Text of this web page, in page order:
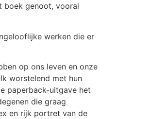
boek genoot, vooral
werken die er
op ons leven en onze
worstelend met hun
paperback-uitgave het
die graag
en rijk portret van de